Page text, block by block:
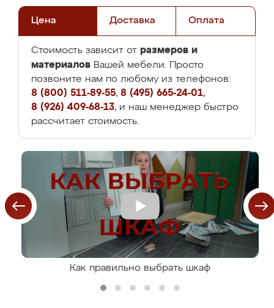
Цена Доставка Оплата
Стоимость зависит от размеров и
материалов Вашей мебели. Просто
позвоните нам по любому из телефонов:
8 (800) 511-89-55, 8 (495) 665-24-01,
8 (926) 409-68-13, и наш менеджер быстро
рассчитает стоимость.
Как правильно выбрать шкаф